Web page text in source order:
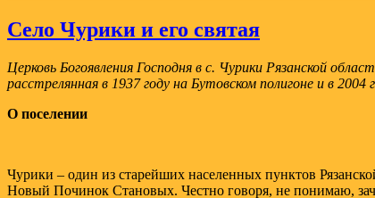
Село Чурики и его святая
Церковь Богоявления Господня в с. Чурики Рязанской
расстрелянная в 1937 году на Бутовском полигоне и в
О поселении
Чурики – один из старейших населенных пунктов
Новый Починок Становых. Честно говоря, не понимаю,